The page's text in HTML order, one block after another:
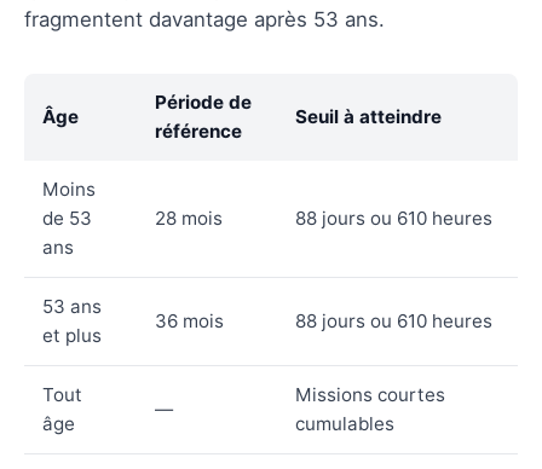
fragmentent davantage après 53 ans.
Âge
Période de
référence
Seuil à atteindre
Moins
de 53
ans
28 mois 88 jours ou 610 heures
53 ans
et plus
36 mois 88 jours ou 610 heures
Tout
âge
—
Missions courtes
cumulables